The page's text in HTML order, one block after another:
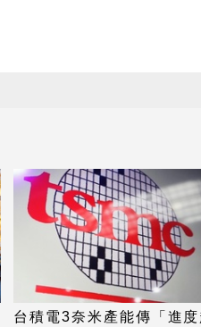
台積電3奈米產能傳「進度